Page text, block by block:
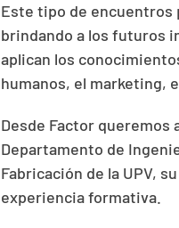
Este tipo de encuentros
brindando a los futuros
aplican los
humanos, el marketing,
Desde Factor queremos
Departamento de
Fabricación de la UPV,
experiencia formativa.